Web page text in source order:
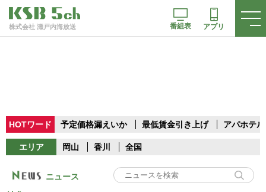
株式会社 瀬戸内海放送 番組表 アプリ
HOTワード 予定価格漏えいか 最低賃金引き上げ アパホテル
エリア 岡山 香川 全国
ニュース